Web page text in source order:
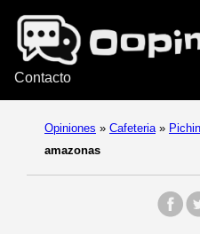
Contacto
Opiniones » Cafeteria »
amazonas